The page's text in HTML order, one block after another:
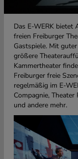
Das E-WERK
freien Freiburger
Gastspiele. Mit
größere
Kammertheater
Freiburger freie
regelmäßig im E-
Compagnie, Theater
und andere mehr.